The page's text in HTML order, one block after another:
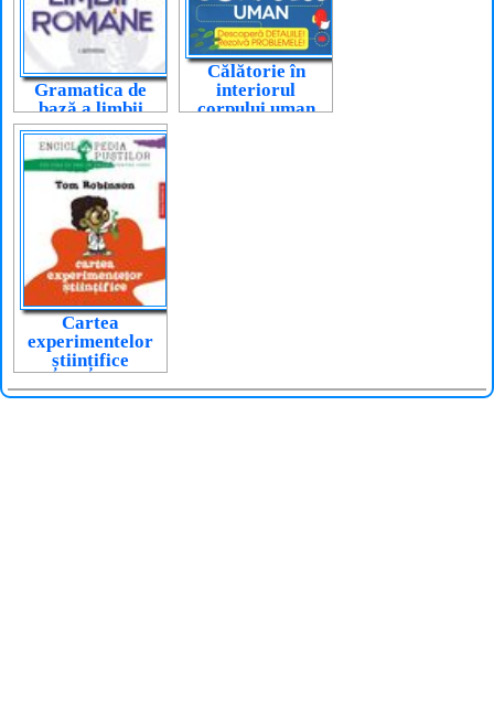
Gramatica de
bază a limbii
române
Călătorie în
interiorul
corpului uman
Cartea
experimentelor
științifice